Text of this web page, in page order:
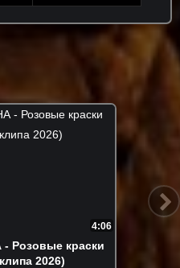
4:06
Розовые краски
2026)